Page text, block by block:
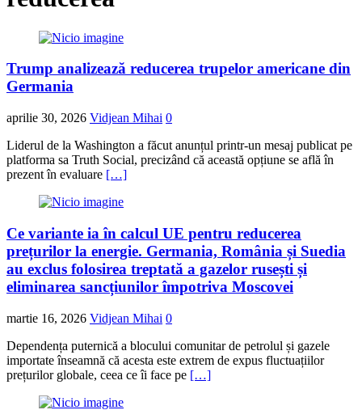
Trump analizează reducerea trupelor americane din
Germania
aprilie 30, 2026 Vidjean Mihai 0
Liderul de la Washington a făcut anunțul printr-un mesaj publicat pe
platforma sa Truth Social, precizând că această opțiune se află în
prezent în evaluare […]
Ce variante ia în calcul UE pentru reducerea
prețurilor la energie. Germania, România și Suedia
au exclus folosirea treptată a gazelor rusești și
eliminarea sancțiunilor împotriva Moscovei
martie 16, 2026 Vidjean Mihai 0
Dependența puternică a blocului comunitar de petrolul și gazele
importate înseamnă că acesta este extrem de expus fluctuațiilor
prețurilor globale, ceea ce îi face pe […]